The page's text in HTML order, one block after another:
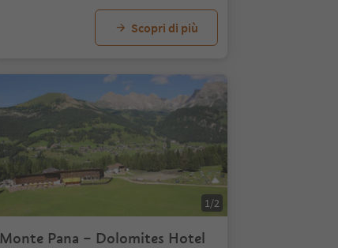
Scopri di più
1/2
Monte Pana – Dolomites Hotel